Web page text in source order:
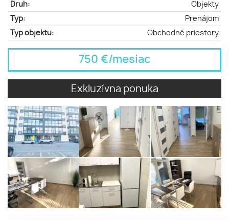
Druh:
Objekty
Typ:
Prenájom
Typ objektu:
Obchodné priestory
750 €/mesiac
Exkluzívna ponuka